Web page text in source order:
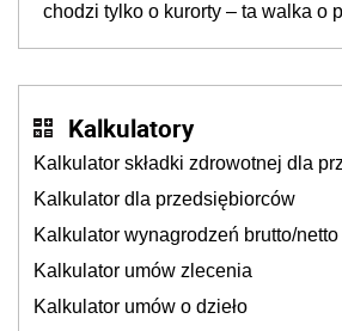
chodzi tylko o kurorty – ta walka o
Kalkulatory
Kalkulator składki zdrowotnej dla
Kalkulator dla przedsiębiorców
Kalkulator wynagrodzeń brutto/netto
Kalkulator umów zlecenia
Kalkulator umów o dzieło